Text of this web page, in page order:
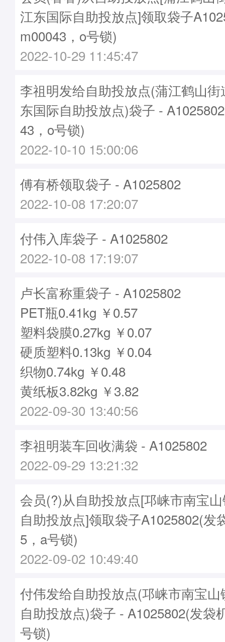
江东国际自助投放点]领取袋子
m00043，o号锁)
2022-10-29 11:45:47
李祖明发给自助投放点(蒲江鹤山
东国际自助投放点)袋子 -
43，o号锁)
2022-10-10 15:00:06
傅有桥领取袋子 - A1025802
2022-10-08 17:20:07
付伟入库袋子 - A1025802
2022-10-08 17:19:07
卢长富称重袋子 - A1025802
PET瓶0.41kg ￥0.57
塑料袋膜0.27kg ￥0.07
硬质塑料0.13kg ￥0.04
织物0.74kg ￥0.48
黄纸板3.82kg ￥3.82
2022-09-30 13:40:56
李祖明装车回收满袋 - A1025802
2022-09-29 13:21:32
会员(?)从自助投放点[邛崃市南宝
自助投放点]领取袋子A1025802(发
5，a号锁)
2022-09-02 10:49:40
付伟发给自助投放点(邛崃市南宝
自助投放点)袋子 - A1025802(发袋
号锁)